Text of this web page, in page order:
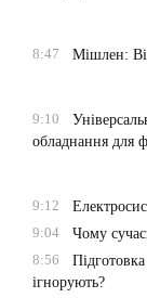
8:47
Мішлен:
9:10
обладнання для
9:12
9:04
Чому
8:56
ігнорують?